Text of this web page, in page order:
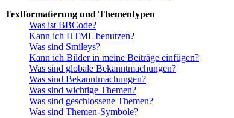
Textformatierung und Thementypen
Was ist BBCode?
Kann ich HTML benutzen?
Was sind Smileys?
Kann ich Bilder in meine Beiträge einfügen?
Was sind globale Bekanntmachungen?
Was sind Bekanntmachungen?
Was sind wichtige Themen?
Was sind geschlossene Themen?
Was sind Themen-Symbole?